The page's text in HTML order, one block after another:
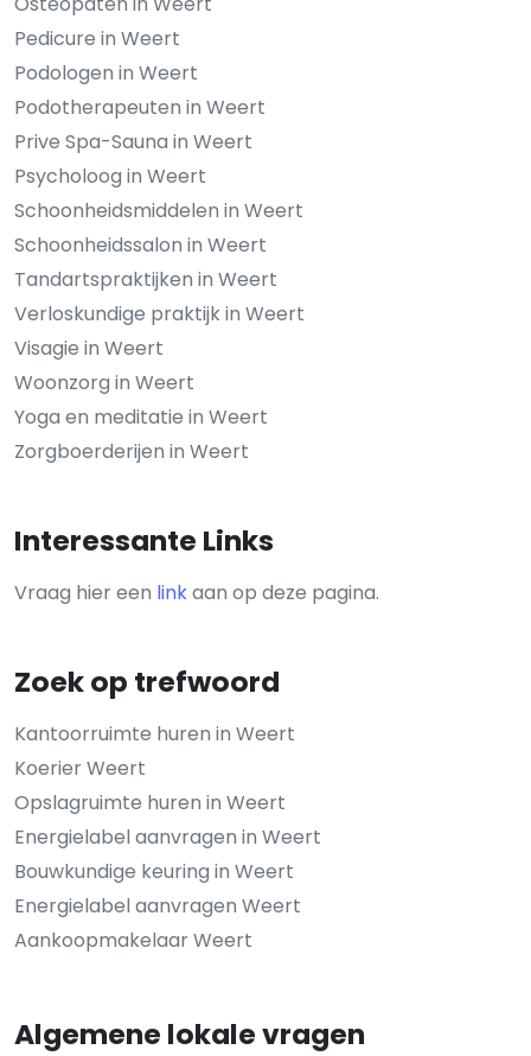
Pedicure in Weert
Podologen in Weert
Podotherapeuten in Weert
Prive Spa-Sauna in Weert
Psycholoog in Weert
Schoonheidsmiddelen in Weert
Schoonheidssalon in Weert
Tandartspraktijken in Weert
Verloskundige praktijk in Weert
Visagie in Weert
Woonzorg in Weert
Yoga en meditatie in Weert
Zorgboerderijen in Weert
Interessante Links
Vraag hier een linkaan op deze pagina.
Zoek op trefwoord
Kantoorruimte huren in Weert
Koerier Weert
Opslagruimte huren in Weert
Energielabel aanvragen in Weert
Bouwkundige keuring in Weert
Energielabel aanvragen Weert
Aankoopmakelaar Weert
Algemene lokale vragen